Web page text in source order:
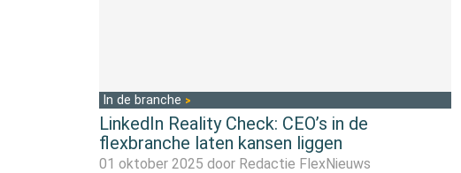
In de branche
LinkedIn Reality Check: CEO’s in de
flexbranche laten kansen liggen
01 oktober 2025 door Redactie FlexNieuws